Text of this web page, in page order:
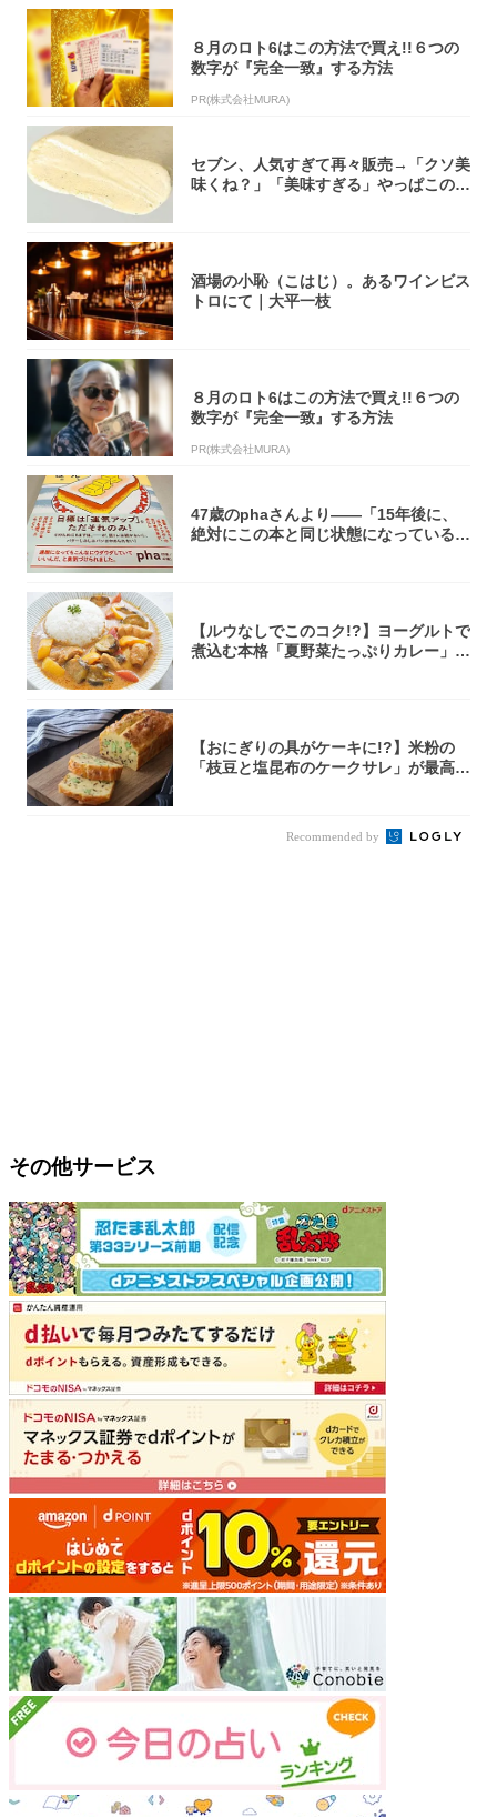
８月のロト6はこの方法で買え!!６つの
数字が『完全一致』する方法
PR(株式会社MURA)
セブン、人気すぎて再々販売→「クソ美
味くね？」「美味すぎる」やっぱこのク
酒場の小恥（こはじ）。あるワインビス
トロにて｜大平一枝
８月のロト6はこの方法で買え!!６つの
数字が『完全一致』する方法
PR(株式会社MURA)
47歳のphaさんより――「15年後に、
絶対にこの本と同じ状態になっている自
【ルウなしでこのコク!?】ヨーグルトで
煮込む本格「夏野菜たっぷりカレー」作
【おにぎりの具がケーキに!?】米粉の
「枝豆と塩昆布のケークサレ」が最高♡
Recommended by
その他サービス